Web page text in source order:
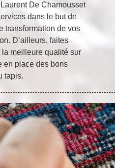
De Chamousset
dans le but de
transformation de vos
D’ailleurs, faites
meilleure qualité sur
en place des bons
tapis.